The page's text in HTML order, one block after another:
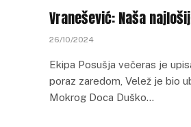
Vranešević: Naša
26/10/2024
Ekipa Posušja večeras je
poraz zaredom, Velež je bio
Mokrog Doca Duško…